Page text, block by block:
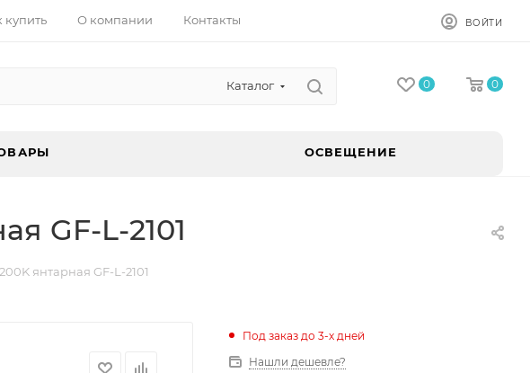
купить О компании Контакты ВОЙТИ
Каталог 0 0
ОСВЕЩЕНИЕ
GF-L-2101
янтарная GF-L-2101
Под заказ до 3-х дней
Нашли дешевле?